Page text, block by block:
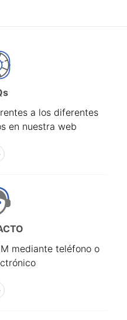
a los diferentes
en nuestra web
mediante teléfono o